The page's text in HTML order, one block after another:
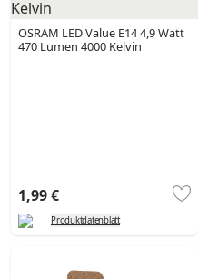
OSRAM LED Value E14 4,9 Watt
470 Lumen 4000 Kelvin
1,99 €
Produktdatenblatt